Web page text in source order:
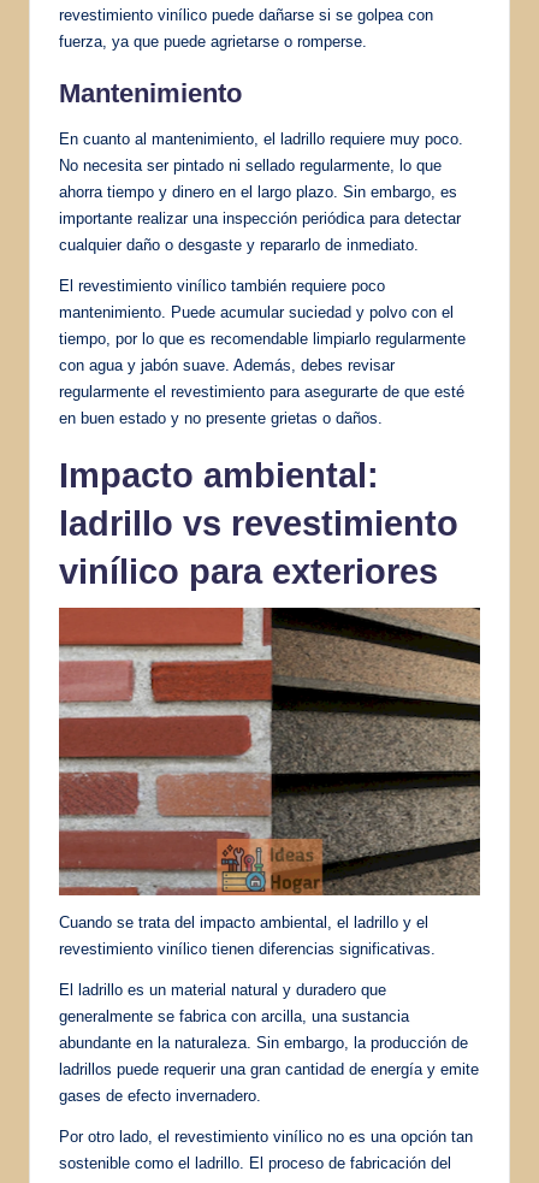
revestimiento vinílico puede dañarse si se golpea con
fuerza, ya que puede agrietarse o romperse.
Mantenimiento
En cuanto al mantenimiento, el ladrillo requiere muy poco.
No necesita ser pintado ni sellado regularmente, lo que
ahorra tiempo y dinero en el largo plazo. Sin embargo, es
importante realizar una inspección periódica para detectar
cualquier daño o desgaste y repararlo de inmediato.
El revestimiento vinílico también requiere poco
mantenimiento. Puede acumular suciedad y polvo con el
tiempo, por lo que es recomendable limpiarlo regularmente
con agua y jabón suave. Además, debes revisar
regularmente el revestimiento para asegurarte de que esté
en buen estado y no presente grietas o daños.
Impacto ambiental:
ladrillo vs revestimiento
vinílico para exteriores
Cuando se trata del impacto ambiental, el ladrillo y el
revestimiento vinílico tienen diferencias significativas.
El ladrillo es un material natural y duradero que
generalmente se fabrica con arcilla, una sustancia
abundante en la naturaleza. Sin embargo, la producción de
ladrillos puede requerir una gran cantidad de energía y emite
gases de efecto invernadero.
Por otro lado, el revestimiento vinílico no es una opción tan
sostenible como el ladrillo. El proceso de fabricación del